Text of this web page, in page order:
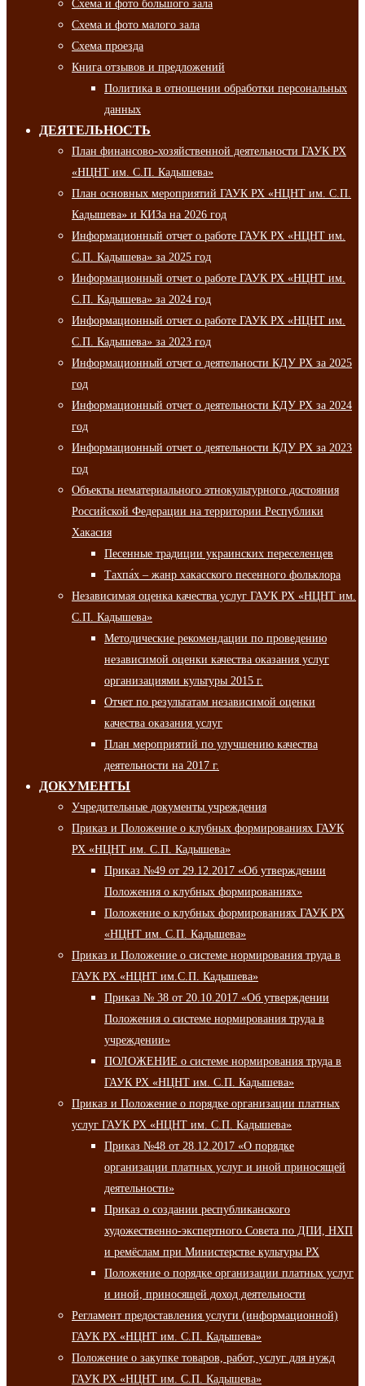
Схема и фото большого зала
Схема и фото малого зала
Схема проезда
Книга отзывов и предложений
Политика в отношении обработки персональных
данных
ДЕЯТЕЛЬНОСТЬ
План финансово-хозяйственной деятельности ГАУК РХ
«НЦНТ им. С.П. Кадышева»
План основных мероприятий ГАУК РХ «НЦНТ им. С.П.
Кадышева» и КИЗа на 2026 год
Информационный отчет о работе ГАУК РХ «НЦНТ им.
С.П. Кадышева» за 2025 год
Информационный отчет о работе ГАУК РХ «НЦНТ им.
С.П. Кадышева» за 2024 год
Информационный отчет о работе ГАУК РХ «НЦНТ им.
С.П. Кадышева» за 2023 год
Информационный отчет о деятельности КДУ РХ за 2025
год
Информационный отчет о деятельности КДУ РХ за 2024
год
Информационный отчет о деятельности КДУ РХ за 2023
год
Объекты нематериального этнокультурного достояния
Российской Федерации на территории Республики
Хакасия
Песенные традиции украинских переселенцев
Тахпа́х – жанр хакасского песенного фольклора
Независимая оценка качества услуг ГАУК РХ «НЦНТ им.
С.П. Кадышева»
Методические рекомендации по проведению
независимой оценки качества оказания услуг
организациями культуры 2015 г.
Отчет по результатам независимой оценки
качества оказания услуг
План мероприятий по улучшению качества
деятельности на 2017 г.
ДОКУМЕНТЫ
Учредительные документы учреждения
Приказ и Положение о клубных формированиях ГАУК
РХ «НЦНТ им. С.П. Кадышева»
Приказ №49 от 29.12.2017 «Об утверждении
Положения о клубных формированиях»
Положение о клубных формированиях ГАУК РХ
«НЦНТ им. С.П. Кадышева»
Приказ и Положение о системе нормирования труда в
ГАУК РХ «НЦНТ им.С.П. Кадышева»
Приказ № 38 от 20.10.2017 «Об утверждении
Положения о системе нормирования труда в
учреждении»
ПОЛОЖЕНИЕ о системе нормирования труда в
ГАУК РХ «НЦНТ им. С.П. Кадышева»
Приказ и Положение о порядке организации платных
услуг ГАУК РХ «НЦНТ им. С.П. Кадышева»
Приказ №48 от 28.12.2017 «О порядке
организации платных услуг и иной приносящей
деятельности»
Приказ о создании республиканского
художественно-экспертного Совета по ДПИ, НХП
и ремёслам при Министерстве культуры РХ
Положение о порядке организации платных услуг
и иной, приносящей доход деятельности
Регламент предоставления услуги (информационной)
ГАУК РХ «НЦНТ им. С.П. Кадышева»
Положение о закупке товаров, работ, услуг для нужд
ГАУК РХ «НЦНТ им. С.П. Кадышева»